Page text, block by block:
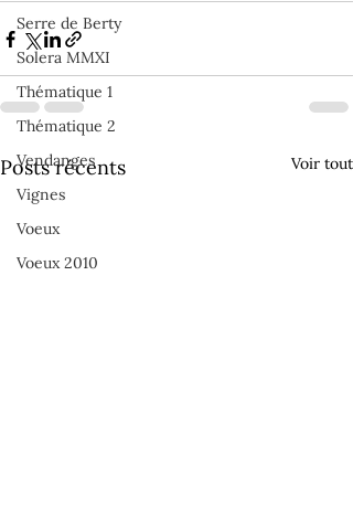
Serre de Berty
Solera MMXI
Thématique 1
Thématique 2
Vendanges
Vignes
Voeux
Voeux 2010
Posts récents Voir tout